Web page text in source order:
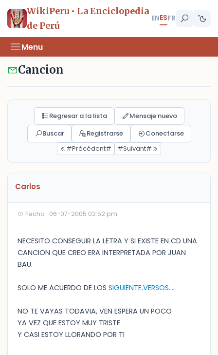
WikiPeru • La Enciclopedia
de Perú
ENESFR
Menu
Cancion
Regresar a la lista
Mensaje nuevo
Buscar
Registrarse
Conectarse
#Précédent#
#Suivant#
Carlos
Fecha : 06-07-2005 02:52 pm
NECESITO CONSEGUIR LA LETRA Y SI EXISTE EN CD UNA
CANCION QUE CREO ERA INTERPRETADA POR JUAN
BAU.
SOLO ME ACUERDO DE LOS SIGUIENTE.VERSOS....
NO TE VAYAS TODAVIA, VEN ESPERA UN POCO
YA VEZ QUE ESTOY MUY TRISTE
Y CASI ESTOY LLORANDO POR TI